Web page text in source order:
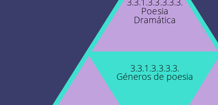
3.3.1.3.3.3.3.
Géneros de poesia
Poesia
Dramática